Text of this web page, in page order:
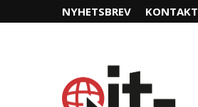
NYHETSBREV KONTAKT